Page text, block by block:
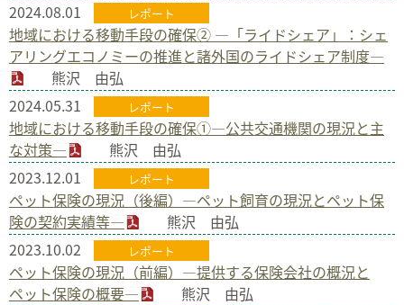
2024.08.01
レポート
地域における移動手段の確保② ―「ライドシェア」：シェ
アリングエコノミーの推進と諸外国のライドシェア制度―
熊沢 由弘
2024.05.31
レポート
地域における移動手段の確保①―公共交通機関の現況と主
な対策―
熊沢 由弘
2023.12.01
レポート
ペット保険の現況（後編）―ペット飼育の現況とペット保
険の契約実績等―
熊沢 由弘
2023.10.02
レポート
ペット保険の現況（前編）―提供する保険会社の概況と
ペット保険の概要―
熊沢 由弘